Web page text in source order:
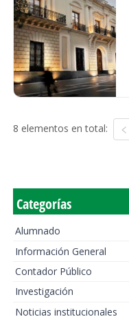
8 elementos en total:
Categorías
Alumnado
Información General
Contador Público
Investigación
Noticias institucionales